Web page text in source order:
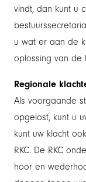
vindt, dan kunt u
u wat er aan de
oplossing van de
Regionale
Als voorgaande
opgelost, kunt u
kunt uw klacht
RKC. De RKC
hoor en